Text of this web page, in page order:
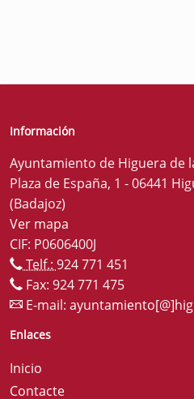
Información
Ayuntamiento de Higuera de
Plaza de España, 1 - 06441
(Badajoz)
Ver mapa
CIF: P0606400J
Telf.: 924 771 451
Fax: 924 771 475
E-mail:
Enlaces
Inicio
Contacte